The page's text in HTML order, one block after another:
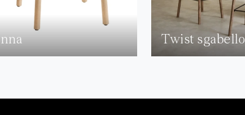
Twist sgabello